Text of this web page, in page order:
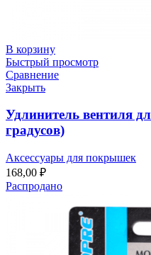
В корзину
Быстрый просмотр
Сравнение
Закрыть
Удлинитель вентиля
градусов)
Аксессуары для покрышек
168,00 ₽
Распродано